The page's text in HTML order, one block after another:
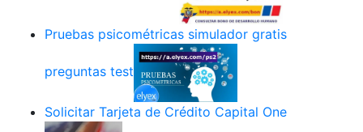
Pruebas psicométricas simulador gratis
preguntas test
Solicitar Tarjeta de Crédito Capital One